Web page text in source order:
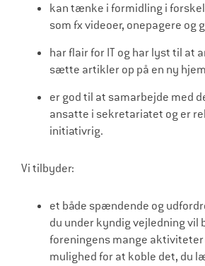
kan tænke i formidling i
som fx videoer, onepagere og
har flair for IT og har lyst til at
sætte artikler op på en ny
er god til at samarbejde med
ansatte i sekretariatet og er
initiativrig.
Vi tilbyder:
et både spændende og
du under kyndig vejledning vil
foreningens mange
mulighed for at koble det, du